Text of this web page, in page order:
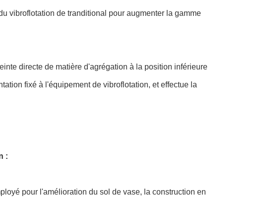
vibroflotation de tranditional pour augmenter la gamme
directe de matière d'agrégation à la position inférieure
fixé à l'équipement de vibroflotation, et effectue la
:
pour l'amélioration du sol de vase, la construction en